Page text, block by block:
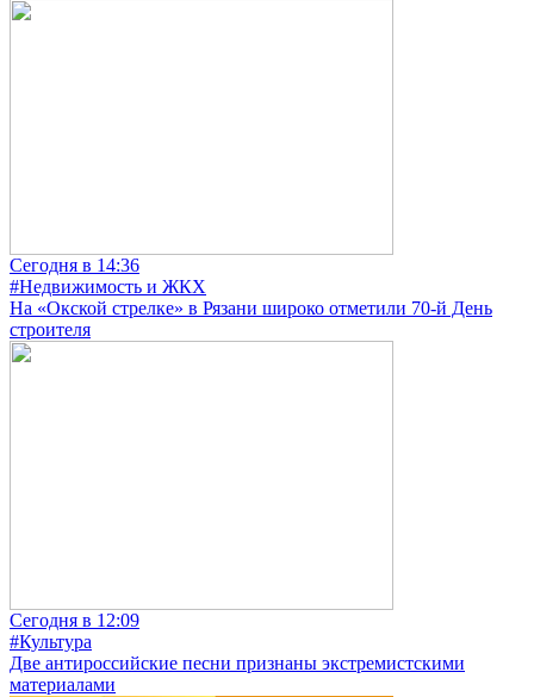
Сегодня в 14:36
#Недвижимость и ЖКХ
На «Окской стрелке» в Рязани широко отметили 70-й День
строителя
Сегодня в 12:09
#Культура
Две антироссийские песни признаны экстремистскими
материалами